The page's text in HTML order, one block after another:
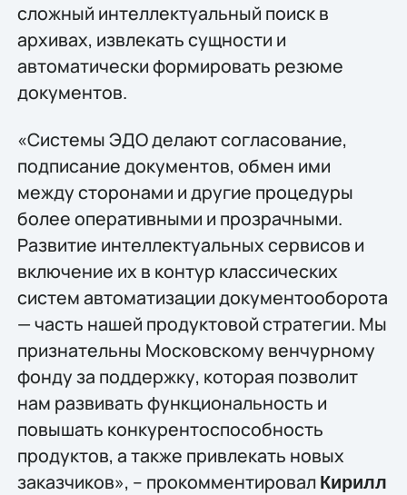
сложный интеллектуальный поиск в
архивах, извлекать сущности и
автоматически формировать резюме
документов.
«Системы ЭДО делают согласование,
подписание документов, обмен ими
между сторонами и другие процедуры
более оперативными и прозрачными.
Развитие интеллектуальных сервисов и
включение их в контур классических
систем автоматизации документооборота
— часть нашей продуктовой стратегии. Мы
признательны Московскому венчурному
фонду за поддержку, которая позволит
нам развивать функциональность и
повышать конкурентоспособность
продуктов, а также привлекать новых
заказчиков», – прокомментировал Кирилл